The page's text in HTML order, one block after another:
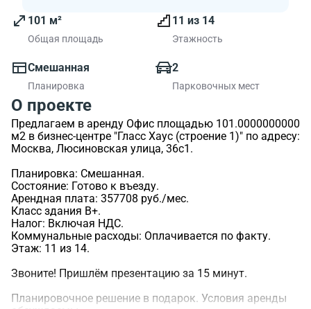
101 м²
Общая площадь
11 из 14
Этажность
Смешанная
Планировка
2
Парковочных мест
О проекте
Предлагаем в аренду Офис площадью 101.0000000000
м2 в бизнес-центре "Гласс Хаус (строение 1)" по адресу:
Москва, Люсиновская улица, 36с1.
Планировка: Смешанная.
Состояние: Готово к въезду.
Арендная плата: 357708 руб./мес.
Класс здания B+.
Налог: Включая НДС.
Коммунальные расходы: Оплачивается по факту.
Этаж: 11 из 14.
Звоните! Пришлём презентацию за 15 минут.
Планировочное решение в подарок. Условия аренды